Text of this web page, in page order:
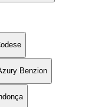
Benzion